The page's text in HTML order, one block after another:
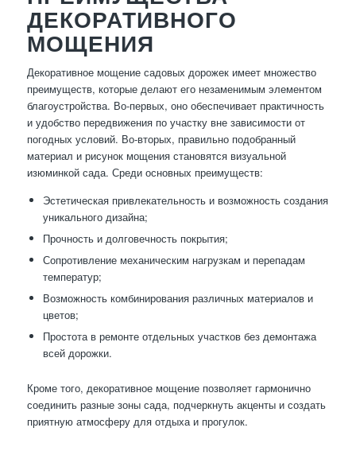
ДЕКОРАТИВНОГО
МОЩЕНИЯ
Декоративное мощение садовых дорожек имеет множество
преимуществ, которые делают его незаменимым элементом
благоустройства. Во-первых, оно обеспечивает практичность
и удобство передвижения по участку вне зависимости от
погодных условий. Во-вторых, правильно подобранный
материал и рисунок мощения становятся визуальной
изюминкой сада. Среди основных преимуществ:
Эстетическая привлекательность и возможность создания
уникального дизайна;
Прочность и долговечность покрытия;
Сопротивление механическим нагрузкам и перепадам
температур;
Возможность комбинирования различных материалов и
цветов;
Простота в ремонте отдельных участков без демонтажа
всей дорожки.
Кроме того, декоративное мощение позволяет гармонично
соединить разные зоны сада, подчеркнуть акценты и создать
приятную атмосферу для отдыха и прогулок.